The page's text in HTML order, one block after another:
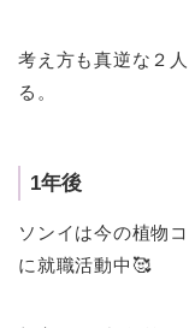
考え方も真逆な２
る。
1年後
ソンイは今の植物
に就職活動中🥰